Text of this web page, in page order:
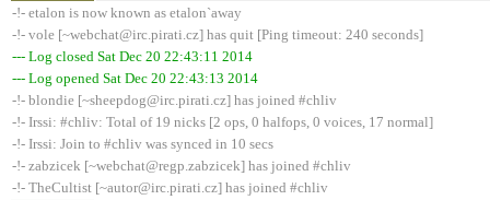
-!- etalon is now known as etalon`away
-!- vole [~webchat@irc.pirati.cz] has quit [Ping timeout: 240 seconds]
--- Log closed Sat Dec 20 22:43:11 2014
--- Log opened Sat Dec 20 22:43:13 2014
-!- blondie [~sheepdog@irc.pirati.cz] has joined #chliv
-!- Irssi: #chliv: Total of 19 nicks [2 ops, 0 halfops, 0 voices, 17 normal]
-!- Irssi: Join to #chliv was synced in 10 secs
-!- zabzicek [~webchat@regp.zabzicek] has joined #chliv
-!- TheCultist [~autor@irc.pirati.cz] has joined #chliv